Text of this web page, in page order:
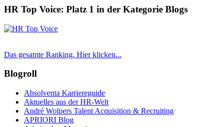
HR Top Voice: Platz 1 in der Kategorie Blogs
Das gesamte Ranking. Hier klicken...
Blogroll
Absolventa Karriereguide
Aktuelles aus der HR-Welt
André Wolpers Talent Acquisition & Recruiting
APRIORI Blog